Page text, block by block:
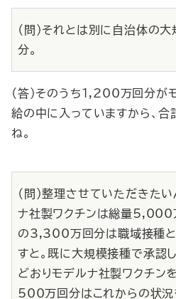
（問）それとは別に自治体の
分。
（答）そのうち1,200万回分が
給の中に入っていますから、
ね。
（問）整理させていただきた
ナ社製ワクチンは総量5,000
の3,300万回分は職域接種
すと。既に大規模接種で承
どおりモデルナ社製ワクチン
500万回分はこれからの状況